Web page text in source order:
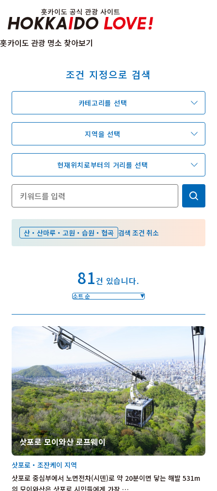
온천
지역 가이드
예약
홋카이도 둘러보기
여행 테마로 검색
7개의 국립공원
절경을 만나는 여행
기초지식
Insta
gram
YouT
ube
Insta
gram
영상갤러리
이용 규약
운영조직 소개
언어선택
홋카이도 관광 명소 찾아보기
조건 지정으로 검색
카테고리를 선택
지역을 선택
현재위치로부터의 거리를 선택
산・산마루・고원・습원・협곡 검색 조건 취소
81건 있습니다.
소트 순
삿포로 모이와산 로프웨이
삿포로 중심부에서 노면전차(시덴)로 약 20분이면 닿는 해발 531m
의 모이와산은 삿포로 시민들에게 가장 …
삿포로・조잔케이 지역